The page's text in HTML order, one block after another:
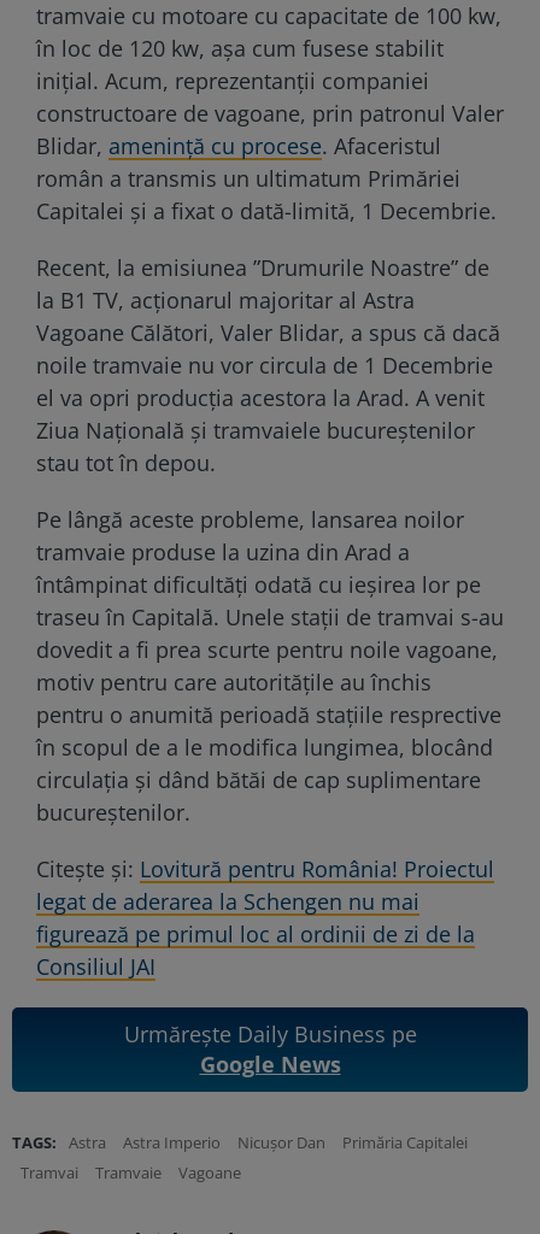
tramvaie cu motoare cu capacitate de 100 kw,
în loc de 120 kw, așa cum fusese stabilit
inițial. Acum, reprezentanții companiei
constructoare de vagoane, prin patronul Valer
Blidar, amenință cu procese. Afaceristul
român a transmis un ultimatum Primăriei
Capitalei și a fixat o dată-limită, 1 Decembrie.
Recent, la emisiunea ”Drumurile Noastre” de
la B1 TV, acționarul majoritar al Astra
Vagoane Călători, Valer Blidar, a spus că dacă
noile tramvaie nu vor circula de 1 Decembrie
el va opri producția acestora la Arad. A venit
Ziua Națională și tramvaiele bucureștenilor
stau tot în depou.
Pe lângă aceste probleme, lansarea noilor
tramvaie produse la uzina din Arad a
întâmpinat dificultăți odată cu ieșirea lor pe
traseu în Capitală. Unele stații de tramvai s-au
dovedit a fi prea scurte pentru noile vagoane,
motiv pentru care autoritățile au închis
pentru o anumită perioadă stațiile resprective
în scopul de a le modifica lungimea, blocând
circulația și dând bătăi de cap suplimentare
bucureștenilor.
Citește și: Lovitură pentru România! Proiectul
legat de aderarea la Schengen nu mai
figurează pe primul loc al ordinii de zi de la
Consiliul JAI
Urmărește Daily Business pe
Google News
TAGS: Astra Astra Imperio Nicușor Dan
Primăria Capitalei
Tramvai
Tramvaie Vagoane